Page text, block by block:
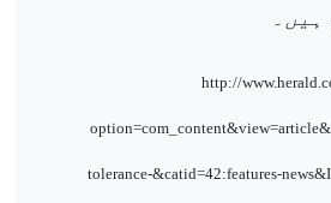
http://
tolerance-&catid=42:features-